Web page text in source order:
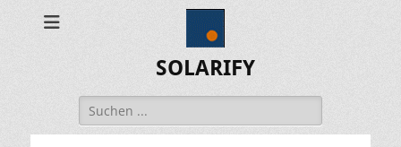
SOLARIFY
Suchen
nach: